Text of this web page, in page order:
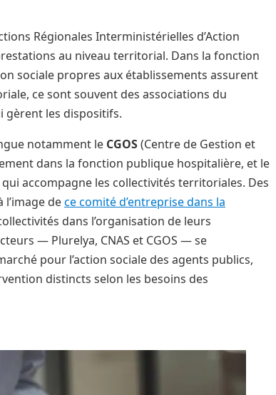
Régionales Interministérielles d’Action
au niveau territorial. Dans la fonction
sociale propres aux établissements assurent
ce sont souvent des associations du
gèrent les dispositifs.
notamment le CGOS(Centre de Gestion et
dans la fonction publique hospitalière, et le
qui accompagne les collectivités territoriales. Des
dece comité d’entreprise dans la
dans l’organisation de leurs
— Plurelya, CNAS et CGOS — se
pour l’action sociale des agents publics,
distincts selon les besoins des